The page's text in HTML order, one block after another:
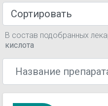
В состав подобранных
кислота